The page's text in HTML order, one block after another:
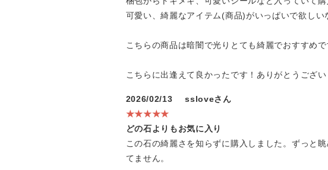
可愛い、綺麗なアイテム(商品)がいっぱいで欲し
こちらの商品は暗闇で光りとても綺麗でおすすめ
こちらに出逢えて良かったです！ありがとうござい
2026/02/13
ssloveさん
★★★★★
どの石よりもお気に入り
この石の綺麗さを知らずに購入しました。ずっと
てません。